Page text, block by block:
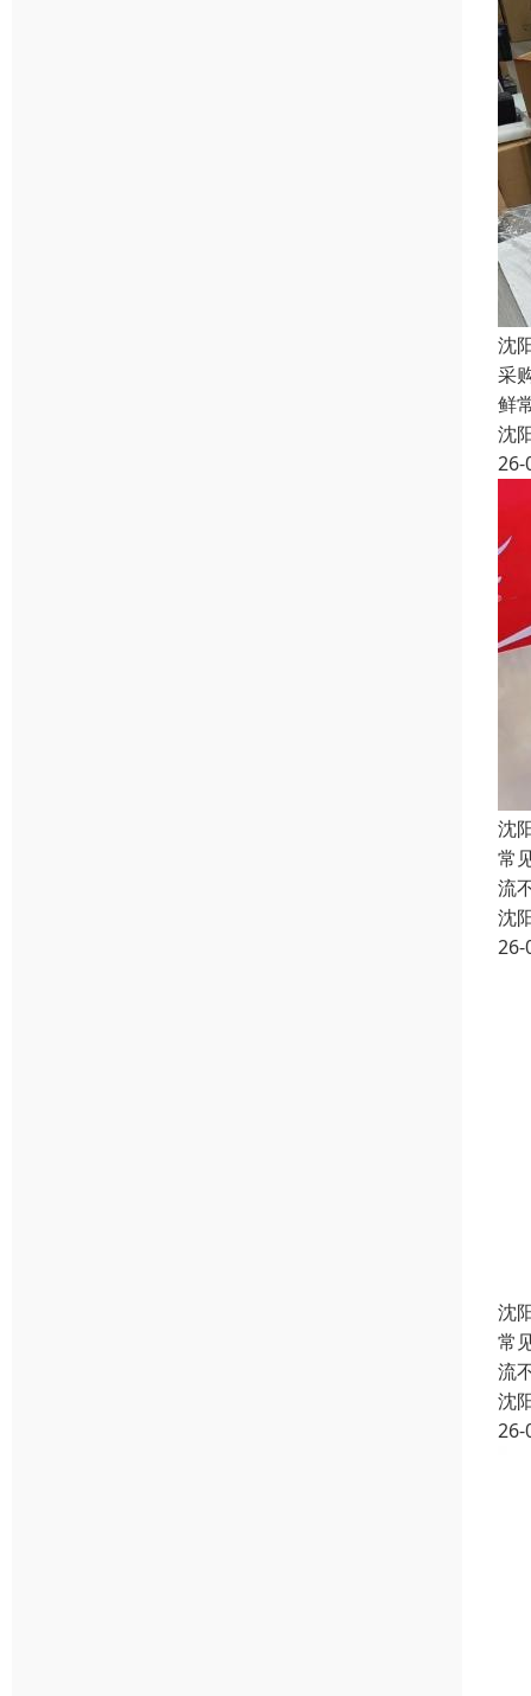
沈
采
鲜
沈
26-
沈
常
流
沈
26-
沈
常
流
沈
26-